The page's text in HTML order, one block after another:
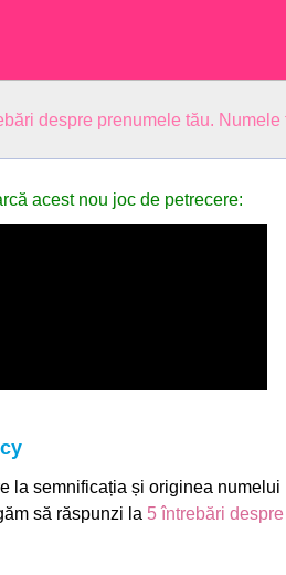
despre prenumele tău. Numele
acest nou joc de petrecere:
la semnificația și originea numelui
să răspunzi la 5 întrebări